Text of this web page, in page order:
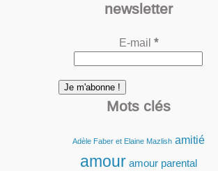
newsletter
E-mail *
Mots clés
Adèle Faber et Elaine Mazlish amitié
amour amour parental